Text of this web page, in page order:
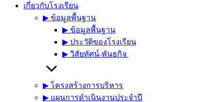
เกี่ยวกับโรงเรียน
▶︎ ข้อมูลพื้นฐาน
▶︎ ข้อมูลพื้นฐาน
▶︎ ประวัติของโรงเรียน
▶︎ วิสัยทัศน์-พันธกิจ
▶︎ โครงสร้างการบริหาร
▶︎ แผนการดำเนินงานประจำปี